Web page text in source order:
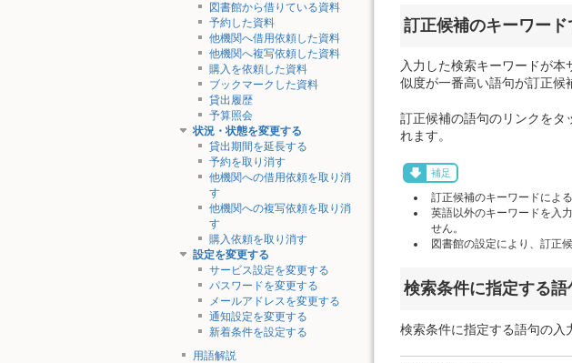
図書館から借りている資料
予約した資料
他機関へ借用依頼した資料
他機関へ複写依頼した資料
購入を依頼した資料
ブックマークした資料
貸出履歴
予算照会
状況・状態を変更する
貸出期間を延長する
予約を取り消す
他機関への借用依頼を取り消
す
他機関への複写依頼を取り消
す
購入依頼を取り消す
設定を変更する
サービス設定を変更する
パスワードを変更する
メールアドレスを変更する
通知設定を変更する
新着条件を設定する
用語解説
訂正候補のキーワー
入力した検索キーワードが
似度が一番高い語句が訂正候
訂正候補の語句のリンクをタ
れます。
補足
訂正候補のキーワードによ
英語以外のキーワードを入
せん。
図書館の設定により、訂正
検索条件に指定する
検索条件に指定する語句の入